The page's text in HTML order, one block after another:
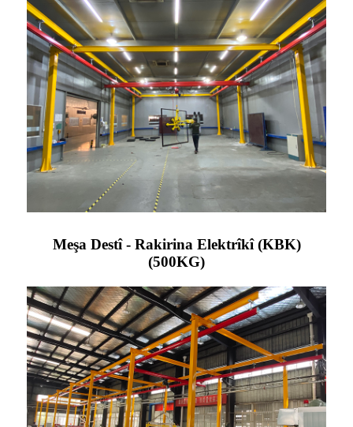
Meşa Destî - Rakirina Elektrîkî (KBK)
(500KG)